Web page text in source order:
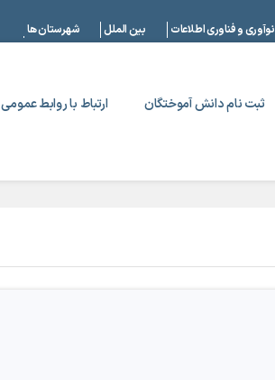
نوآوری و فناوری اطلاعات بین الملل شهرستان ها
ثبت نام دانش آموختگان
ارتباط با روابط عمومی